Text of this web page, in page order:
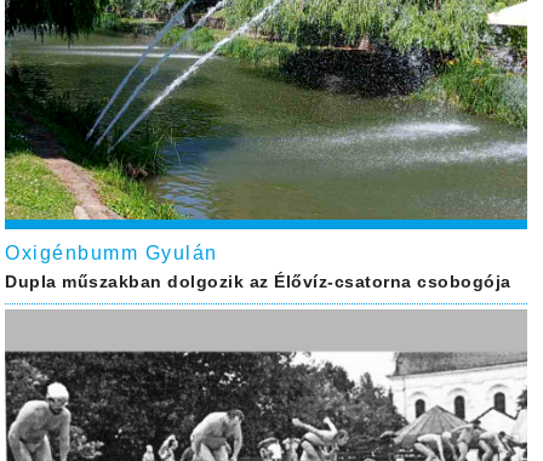
Oxigénbumm Gyulán
Dupla műszakban dolgozik az Élővíz-csatorna csobogója